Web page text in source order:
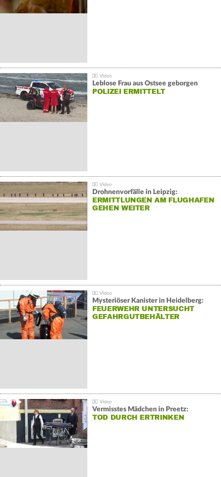
Leblose Frau aus Ostsee geborgen
POLIZEI ERMITTELT
Drohnenvorfälle in Leipzig:
ERMITTLUNGEN AM FLUGHAFEN
GEHEN WEITER
Mysteriöser Kanister in Heidelberg:
FEUERWEHR UNTERSUCHT
GEFAHRGUTBEHÄLTER
Vermisstes Mädchen in Preetz:
TOD DURCH ERTRINKEN